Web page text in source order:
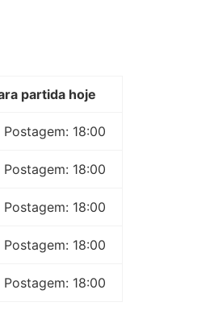
partida hoje
18:00
18:00
18:00
18:00
18:00